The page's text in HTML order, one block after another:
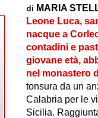
di MARIA
Leone Luca,
nacque a
contadini e
giovane età,
nel monastero
tonsura da un
Calabria per le
Sicilia.